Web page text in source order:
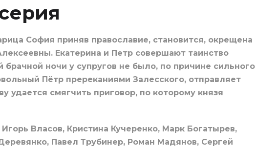
София приняв православие, становится, окрещена
Екатерина и Петр совершают таинство
брачной ночи у супругов не было, по причине сильного
Пётр пререканиями Залесского, отправляет
удается смягчить приговор, по которому князя
Игорь Власов, Кристина Кучеренко, Марк Богатырев,
Павел Трубинер, Роман Мадянов, Сергей